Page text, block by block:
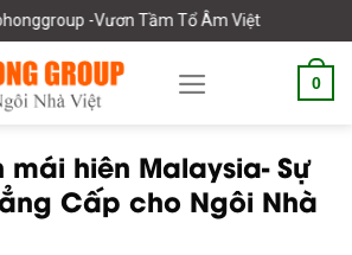
Tầm Tổ Âm Việt
0
hiên Malaysia- Sự
Cấp cho Ngôi Nhà